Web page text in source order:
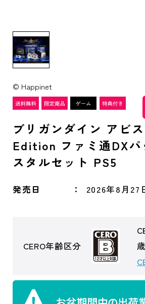
© Happinet
ブリガンダイン アビ
Edition ファミ通DXパ
スタルセット PS5
発売日 2026年8月27
CERO年齢区分